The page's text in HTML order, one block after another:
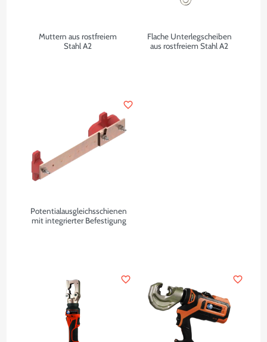
Muttern aus rostfreiem
Stahl A2
Flache Unterlegscheiben
aus rostfreiem Stahl A2
Potentialausgleichsschienen
mit integrierter Befestigung
favorite_border
favorite_border favorite_border